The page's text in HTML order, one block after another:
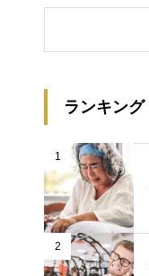
ランキング
1
2